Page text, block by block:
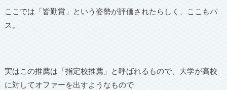
ここでは「皆勤賞」という姿勢が評価されたらしく、ここもパ
ス。
実はこの推薦は「指定校推薦」と呼ばれるもので、大学が高校
に対してオファーを出すようなもので